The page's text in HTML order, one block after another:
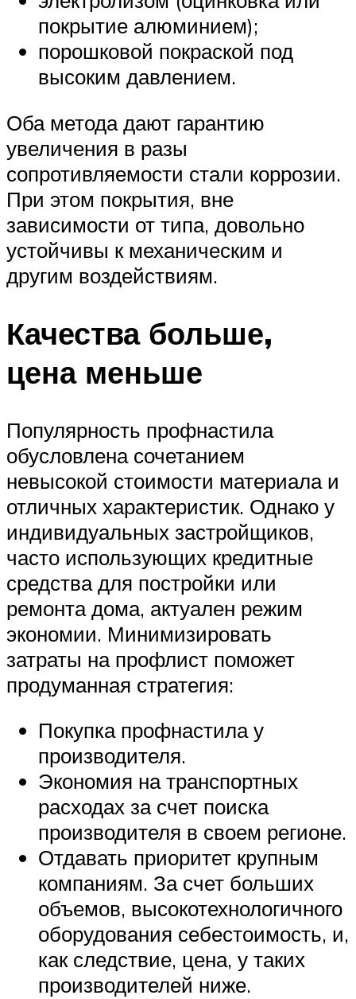
покрытие алюминием);
порошковой покраской под
высоким давлением.
Оба метода дают гарантию
увеличения в разы
сопротивляемости стали коррозии.
При этом покрытия, вне
зависимости от типа, довольно
устойчивы к механическим и
другим воздействиям.
Качества больше,
цена меньше
Популярность профнастила
обусловлена сочетанием
невысокой стоимости материала и
отличных характеристик. Однако у
индивидуальных застройщиков,
часто использующих кредитные
средства для постройки или
ремонта дома, актуален режим
экономии. Минимизировать
затраты на профлист поможет
продуманная стратегия:
Покупка профнастила у
производителя.
Экономия на транспортных
расходах за счет поиска
производителя в своем регионе.
Отдавать приоритет крупным
компаниям. За счет больших
объемов, высокотехнологичного
оборудования себестоимость, и,
как следствие, цена, у таких
производителей ниже.